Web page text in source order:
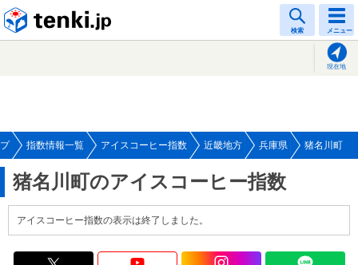
検索 メニュー
現在地
指数情報一覧 アイスコーヒー指数 近畿地方 兵庫県 猪名川町
猪名川町のアイスコーヒー指数
アイスコーヒー指数の表示は終了しました。